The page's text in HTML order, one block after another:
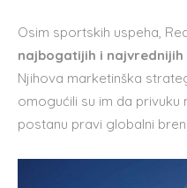
Osim sportskih uspeha,
najbogatijih i
Njihova marketinška
omogućili su im da privuku
postanu pravi globalni